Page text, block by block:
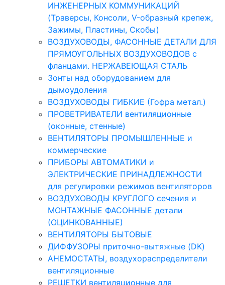
ИНЖЕНЕРНЫХ КОММУНИКАЦИЙ
(Траверсы, Консоли, V-образный крепеж,
Зажимы, Пластины, Скобы)
ВОЗДУХОВОДЫ, ФАСОННЫЕ ДЕТАЛИ ДЛЯ
ПРЯМОУГОЛЬНЫХ ВОЗДУХОВОДОВ с
фланцами. НЕРЖАВЕЮЩАЯ СТАЛЬ
Зонты над оборудованием для
дымоудоления
ВОЗДУХОВОДЫ ГИБКИЕ (Гофра метал.)
ПРОВЕТРИВАТЕЛИ вентиляционные
(оконные, стенные)
ВЕНТИЛЯТОРЫ ПРОМЫШЛЕННЫЕ и
коммерческие
ПРИБОРЫ АВТОМАТИКИ и
ЭЛЕКТРИЧЕСКИЕ ПРИНАДЛЕЖНОСТИ
для регулировки режимов вентиляторов
ВОЗДУХОВОДЫ КРУГЛОГО сечения и
МОНТАЖНЫЕ ФАСОННЫЕ детали
(ОЦИНКОВАННЫЕ)
ВЕНТИЛЯТОРЫ БЫТОВЫЕ
ДИФФУЗОРЫ приточно-вытяжные (DK)
АНЕМОСТАТЫ, воздухораспределители
вентиляционные
РЕШЕТКИ вентиляционные для